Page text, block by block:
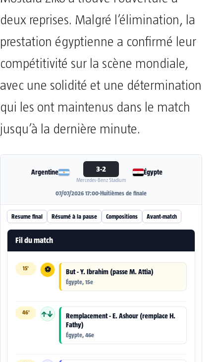
deux reprises. Malgré l’élimination, la
prestation égyptienne a confirmé leur
compétitivité sur la scène mondiale,
avec une solidité et une détermination
qui les ont maintenus dans le match
jusqu’à la dernière minute.
Argentine 3-2
Mercedes-Benz Stadium
Égypte
07/07/2026 17:00·Huitièmes de finale
Resume final Résumé à la pause Compositions Avant-match
Fil du match
15' ⚽ But - Y. Ibrahim (passe M. Attia)
Égypte, 15e
46' ↑↓
Remplacement - E. Ashour (remplace H.
Fathy)
Égypte, 46e